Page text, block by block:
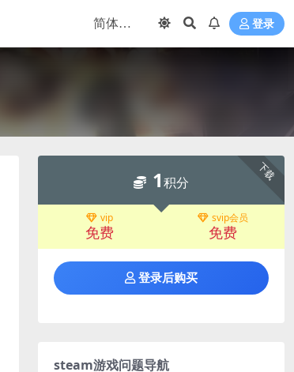
登录
下载
1积分
vip
免费
svip会员
免费
登录后购买
steam游戏问题导航